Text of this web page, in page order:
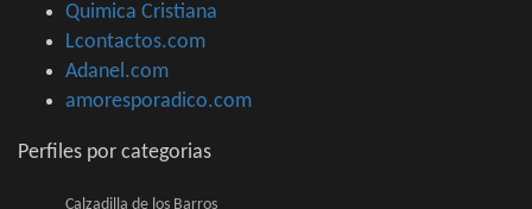
Quimica Cristiana
Lcontactos.com
Adanel.com
amoresporadico.com
Perfiles por categorias
Calzadilla de los Barros